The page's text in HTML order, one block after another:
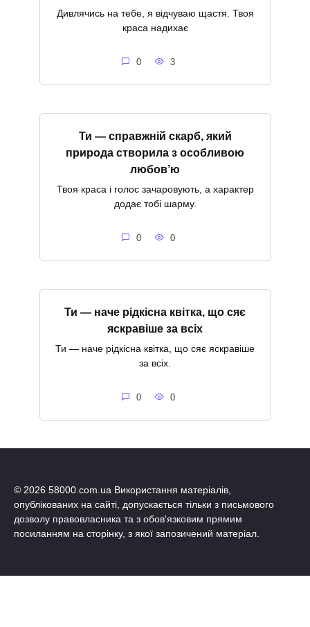
Дивлячись на тебе, я відчуваю щастя. Твоя
краса надихає
0 3
Ти — справжній скарб, який
природа створила з особливою
любов’ю
Твоя краса і голос зачаровують, а характер
додає тобі шарму.
0 0
Ти — наче рідкісна квітка, що сяє
яскравіше за всіх
Ти — наче рідкісна квітка, що сяє яскравіше
за всіх.
0 0
© 2026 58000.com.ua Використання матеріалів,
опублікованих на сайті, допускається тільки з письмового
дозволу правовласника та з обов'язковим прямим
посиланням на сторінку, з якої запозичений матеріал.